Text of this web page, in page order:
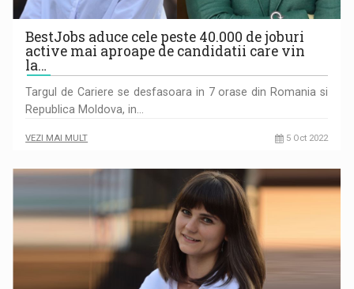
BestJobs aduce cele peste 40.000 de joburi
active mai aproape de candidatii care vin
la…
Targul de Cariere se desfasoara in 7 orase din Romania si
Republica Moldova, in…
VEZI MAI MULT 5 Oct 2022